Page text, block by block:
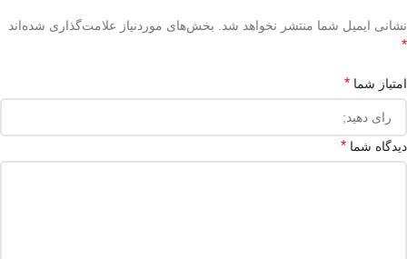
نشانی ایمیل شما منتشر نخواهد شد. بخش‌های موردنیاز علامت‌گذاری شده‌اند
*
امتیاز شما *
دیدگاه شما *